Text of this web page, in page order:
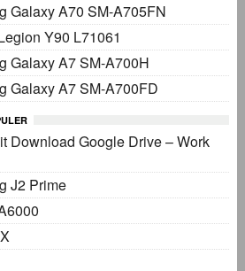
Galaxy A70 SM-A705FN
Y90 L71061
Galaxy A7 SM-A700H
Galaxy A7 SM-A700FD
Download Google Drive – Work
J2 Prime